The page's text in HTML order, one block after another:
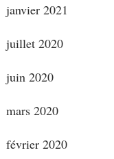
janvier 2021
juillet 2020
juin 2020
mars 2020
février 2020